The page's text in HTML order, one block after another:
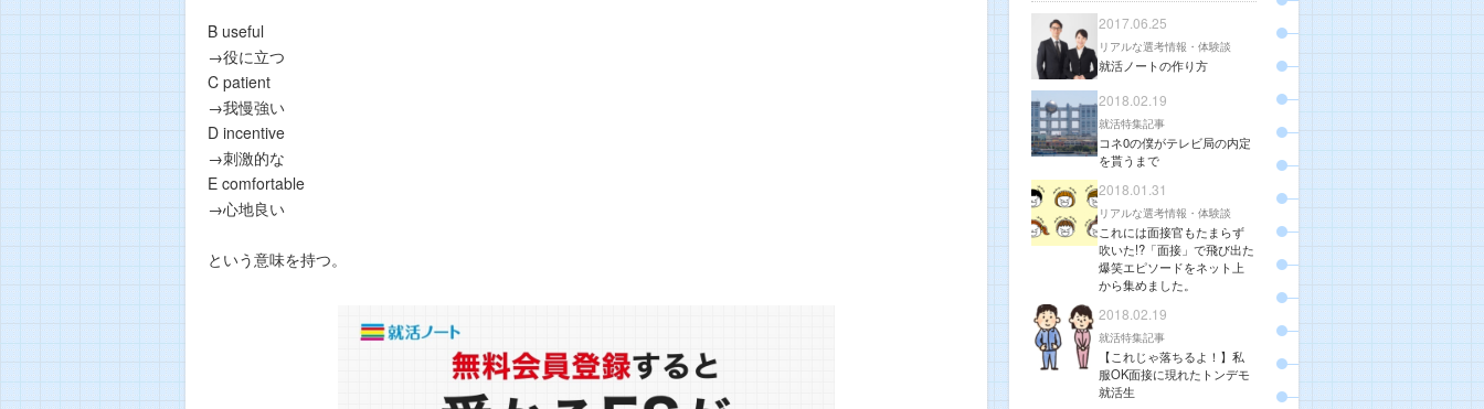
B useful
→役に立つ
C patient
→我慢強い
D incentive
→刺激的な
E comfortable
→心地良い
という意味を持つ。
2017.06.25
リアルな選考情報・体験談
就活ノートの作り方
2018.02.19
就活特集記事
コネ0の僕がテレビ局の内定
を貰うまで
2018.01.31
リアルな選考情報・体験談
これには面接官もたまらず
吹いた!?「面接」で飛び出た
爆笑エピソードをネット上
から集めました。
2018.02.19
就活特集記事
【これじゃ落ちるよ！】私
服OK面接に現れたトンデモ
就活生